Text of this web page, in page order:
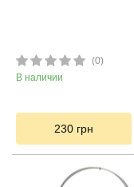
(0)
В наличии
230 грн